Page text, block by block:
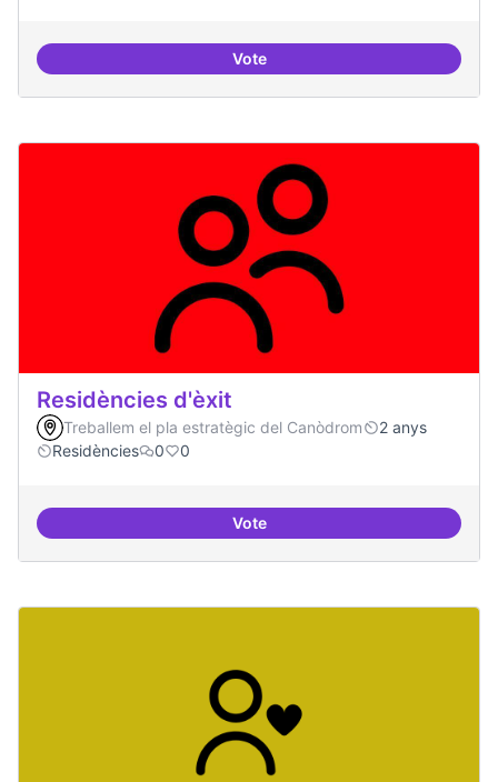
VoteProductes finalitzats i
Residències d'èxit
Treballem el pla estratègic del Canòdrom
2 anys
Residències
0 0
VoteResidències d'èxit